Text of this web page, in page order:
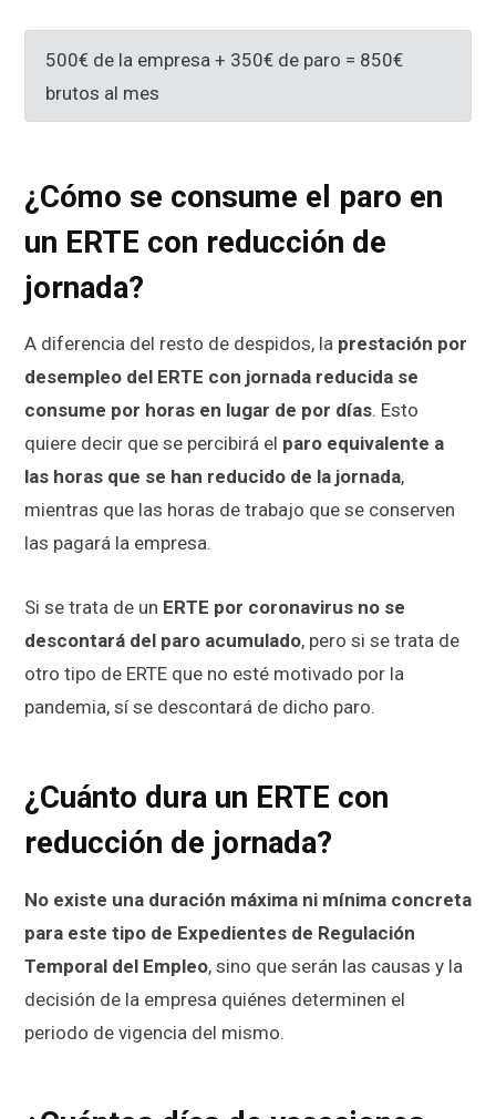
500€ de la empresa + 350€ de paro = 850€
brutos al mes
¿Cómo se consume el paro en
un ERTE con reducción de
jornada?
A diferencia del resto de despidos, la prestación por
desempleo del ERTE con jornada reducida se
consume por horas en lugar de por días. Esto
quiere decir que se percibirá el paro equivalente a
las horas que se han reducido de la jornada,
mientras que las horas de trabajo que se conserven
las pagará la empresa.
Si se trata de un ERTE por coronavirus no se
descontará del paro acumulado, pero si se trata de
otro tipo de ERTE que no esté motivado por la
pandemia, sí se descontará de dicho paro.
¿Cuánto dura un ERTE con
reducción de jornada?
No existe una duración máxima ni mínima concreta
para este tipo de Expedientes de Regulación
Temporal del Empleo, sino que serán las causas y la
decisión de la empresa quiénes determinen el
periodo de vigencia del mismo.